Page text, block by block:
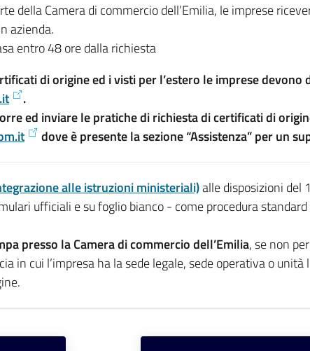
della Camera di commercio dell’Emilia, le imprese
azienda.
entro 48 ore dalla richiesta
di origine ed i visti per l’estero le imprese
.
ed inviare le pratiche di richiesta di certificati di
dove è presente la sezione “Assistenza” per un
alle istruzioni ministeriali)alle disposizioni del
ufficiali e su foglio bianco - come procedura
presso la Camera di commercio dell’Emilia, se non
in cui l’impresa ha la sede legale, sede operativa o